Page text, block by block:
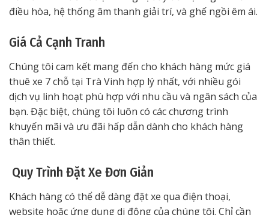
điều hòa, hệ thống âm thanh giải trí, và ghế ngồi êm ái.
Giá Cả Cạnh Tranh
Chúng tôi cam kết mang đến cho khách hàng mức giá
thuê xe 7 chỗ tại Trà Vinh hợp lý nhất, với nhiều gói
dịch vụ linh hoạt phù hợp với nhu cầu và ngân sách của
bạn. Đặc biệt, chúng tôi luôn có các chương trình
khuyến mãi và ưu đãi hấp dẫn dành cho khách hàng
thân thiết.
Quy Trình Đặt Xe Đơn Giản
Khách hàng có thể dễ dàng đặt xe qua điện thoại,
website hoặc ứng dụng di động của chúng tôi. Chỉ cần